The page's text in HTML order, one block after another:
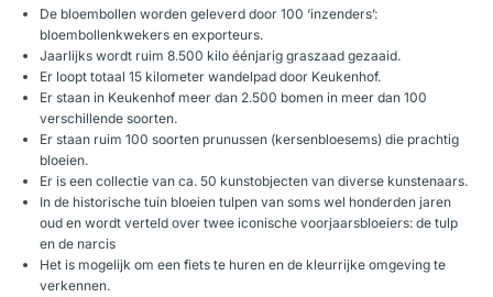
De bloembollen worden geleverd door 100 ‘inzenders’:
bloembollenkwekers en exporteurs.
Jaarlijks wordt ruim 8.500 kilo éénjarig graszaad gezaaid.
Er loopt totaal 15 kilometer wandelpad door Keukenhof.
Er staan in Keukenhof meer dan 2.500 bomen in meer dan 100
verschillende soorten.
Er staan ruim 100 soorten prunussen (kersenbloesems) die prachtig
bloeien.
Er is een collectie van ca. 50 kunstobjecten van diverse kunstenaars.
In de historische tuin bloeien tulpen van soms wel honderden jaren
oud en wordt verteld over twee iconische voorjaarsbloeiers: de tulp
en de narcis
Het is mogelijk om een fiets te huren en de kleurrijke omgeving te
verkennen.